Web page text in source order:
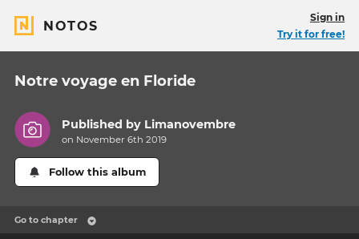
NOTOS
Sign in
Try it for free!
Notre voyage en Floride
Published by Limanovembre
on November 6th 2019
Follow this album
Go to chapter